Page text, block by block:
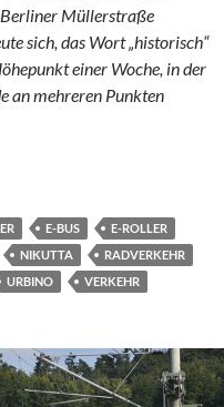
Müllerstraße
sich, das Wort „historisch“
einer Woche, in der
an mehreren Punkten
E-BUS
E-ROLLER
NIKUTTA
RADVERKEHR
URBINO VERKEHR